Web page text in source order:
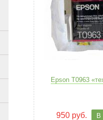
Epson T0963
950 руб. В